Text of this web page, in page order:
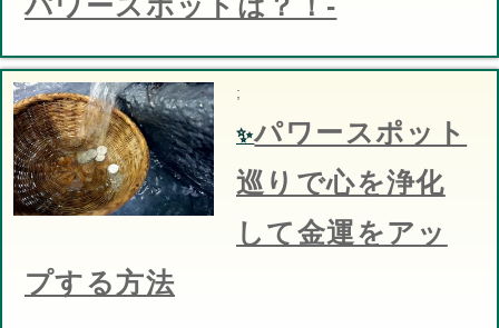
;
✨パワースポット
巡りで心を浄化
して金運をアッ
プする方法